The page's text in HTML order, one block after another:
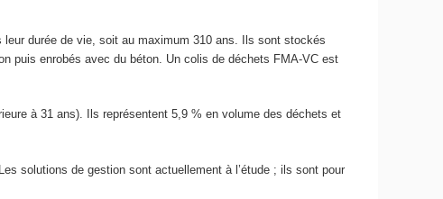
durée de vie, soit au maximum 310 ans. Ils sont stockés
puis enrobés avec du béton. Un colis de déchets FMA-VC est
à 31 ans). Ils représentent 5,9 % en volume des déchets et
solutions de gestion sont actuellement à l’étude ; ils sont pour